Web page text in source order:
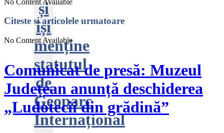
și
își
menține
statutul
de
Geoparc
Internațional
Citeste si articolele urmatoare
No Content Available
Comunicat de presă: Muzeul
Județean anunță deschiderea
„Ludotecii din grădină”